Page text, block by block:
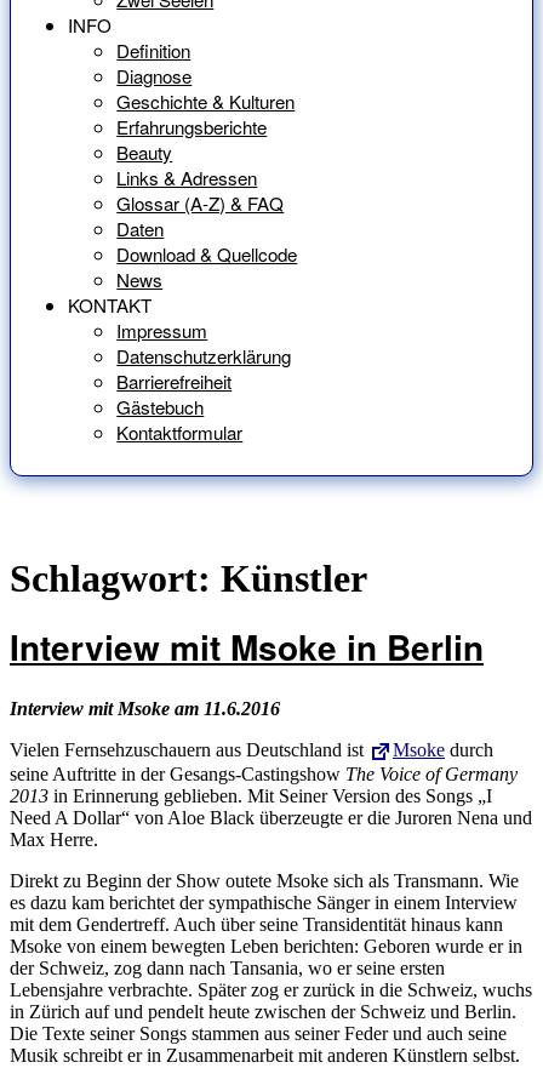
INFO
Definition
Diagnose
Geschichte & Kulturen
Erfahrungsberichte
Beauty
Links & Adressen
Glossar (A-Z) & FAQ
Daten
Download & Quellcode
News
KONTAKT
Impressum
Datenschutzerklärung
Barrierefreiheit
Gästebuch
Kontaktformular
Schlagwort: Künstler
Interview mit Msoke in Berlin
Interview mit Msoke am 11.6.2016
Vielen Fernsehzuschauern aus Deutschland ist
Msoke durch
seine Auftritte in der Gesangs-Castingshow The Voice of Germany
2013 in Erinnerung geblieben. Mit Seiner Version des Songs „I
Need A Dollar“ von Aloe Black überzeugte er die Juroren Nena und
Max Herre.
Direkt zu Beginn der Show outete Msoke sich als Transmann. Wie
es dazu kam berichtet der sympathische Sänger in einem Interview
mit dem Gendertreff. Auch über seine Transidentität hinaus kann
Msoke von einem bewegten Leben berichten: Geboren wurde er in
der Schweiz, zog dann nach Tansania, wo er seine ersten
Lebensjahre verbrachte. Später zog er zurück in die Schweiz, wuchs
in Zürich auf und pendelt heute zwischen der Schweiz und Berlin.
Die Texte seiner Songs stammen aus seiner Feder und auch seine
Musik schreibt er in Zusammenarbeit mit anderen Künstlern selbst.